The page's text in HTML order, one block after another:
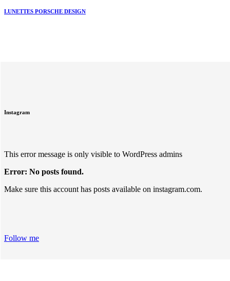
LUNETTES PORSCHE DESIGN
Instagram
This error message is only visible to WordPress admins
Error: No posts found.
Make sure this account has posts available on instagram.com.
Follow me